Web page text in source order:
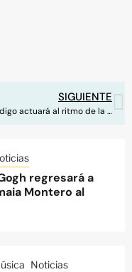
SIGUIENTE
Lola Indigo actuará al ritmo de la Copa del Rey en Málaga
regresará a
Montero al
Noticias